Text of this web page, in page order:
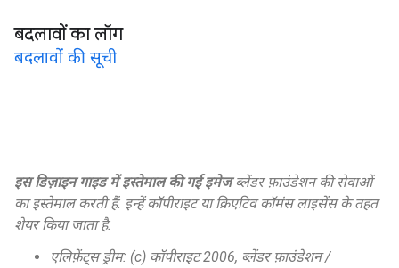
बदलावों का लॉग
बदलावों की सूची
इस डिज़ाइन गाइड में इस्तेमाल की गई इमेजब्लेंडर फ़ाउंडेशन की सेवाओं
का इस्तेमाल करती हैं. इन्हें कॉपीराइट या क्रिएटिव कॉमंस लाइसेंस के तहत
शेयर किया जाता है.
एलिफ़ेंट्स ड्रीम: (c) कॉपीराइट 2006, ब्लेंडर फ़ाउंडेशन /